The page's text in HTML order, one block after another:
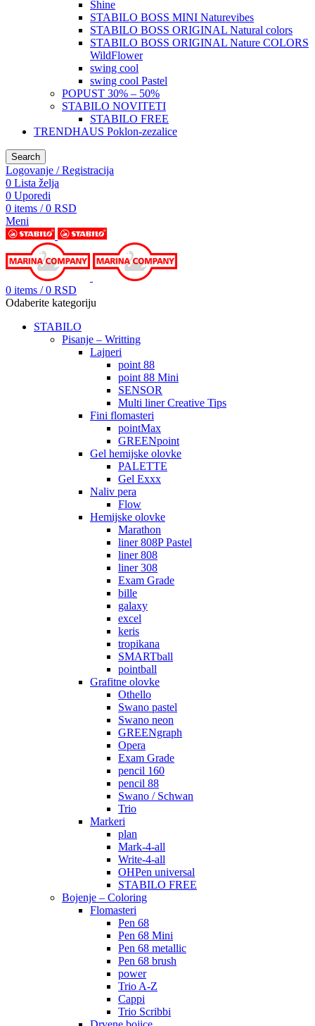
Shine
STABILO BOSS MINI Naturevibes
STABILO BOSS ORIGINAL Natural colors
STABILO BOSS ORIGINAL Nature COLORS
WildFlower
swing cool
swing cool Pastel
POPUST 30% – 50%
STABILO NOVITETI
STABILO FREE
TRENDHAUS Poklon-zezalice
Search
Logovanje / Registracija
0 Lista želja
0 Uporedi
0 items / 0 RSD
Meni
0 items / 0 RSD
Odaberite kategoriju
STABILO
Pisanje – Writting
Lajneri
point 88
point 88 Mini
SENSOR
Multi liner Creative Tips
Fini flomasteri
pointMax
GREENpoint
Gel hemijske olovke
PALETTE
Gel Exxx
Naliv pera
Flow
Hemijske olovke
Marathon
liner 808P Pastel
liner 808
liner 308
Exam Grade
bille
galaxy
excel
keris
tropikana
SMARTball
pointball
Grafitne olovke
Othello
Swano pastel
Swano neon
GREENgraph
Opera
Exam Grade
pencil 160
pencil 88
Swano / Schwan
Trio
Markeri
plan
Mark-4-all
Write-4-all
OHPen universal
STABILO FREE
Bojenje – Coloring
Flomasteri
Pen 68
Pen 68 Mini
Pen 68 metallic
Pen 68 brush
power
Trio A-Z
Cappi
Trio Scribbi